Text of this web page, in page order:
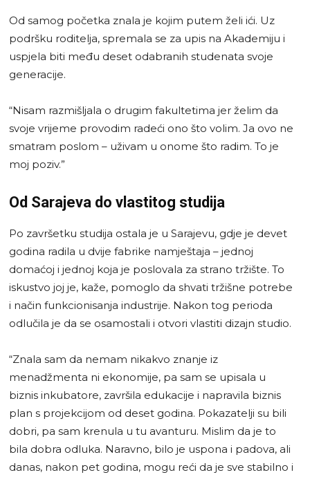
Od samog početka znala je kojim putem želi ići. Uz
podršku roditelja, spremala se za upis na Akademiju i
uspjela biti među deset odabranih studenata svoje
generacije.
“Nisam razmišljala o drugim fakultetima jer želim da
svoje vrijeme provodim radeći ono što volim. Ja ovo ne
smatram poslom – uživam u onome što radim. To je
moj poziv.”
Od Sarajeva do vlastitog studija
Po završetku studija ostala je u Sarajevu, gdje je devet
godina radila u dvije fabrike namještaja – jednoj
domaćoj i jednoj koja je poslovala za strano tržište. To
iskustvo joj je, kaže, pomoglo da shvati tržišne potrebe
i način funkcionisanja industrije. Nakon tog perioda
odlučila je da se osamostali i otvori vlastiti dizajn studio.
“Znala sam da nemam nikakvo znanje iz
menadžmenta ni ekonomije, pa sam se upisala u
biznis inkubatore, završila edukacije i napravila biznis
plan s projekcijom od deset godina. Pokazatelji su bili
dobri, pa sam krenula u tu avanturu. Mislim da je to
bila dobra odluka. Naravno, bilo je uspona i padova, ali
danas, nakon pet godina, mogu reći da je sve stabilno i